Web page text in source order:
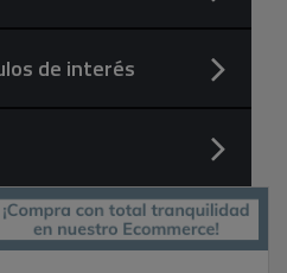
de interés